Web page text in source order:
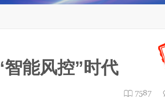
能风控”时代
7587